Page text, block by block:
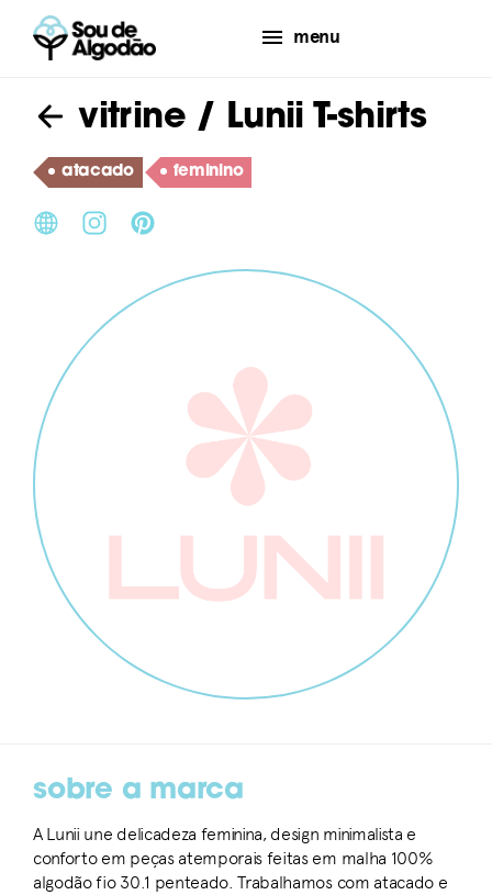
menu
vitrine/ Lunii T-shirts
atacado feminino
sobre a marca
A Lunii une delicadeza feminina, design minimalista e
conforto em peças atemporais feitas em malha 100%
algodão fio 30.1 penteado. Trabalhamos com atacado e